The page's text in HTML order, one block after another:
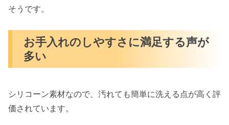
そうです。
お手入れのしやすさに満足する声が
多い
シリコーン素材なので、汚れても簡単に洗える点が高く評
価されています。